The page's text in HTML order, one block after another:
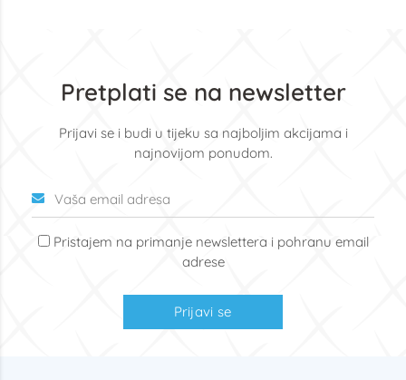
Pretplati se na newsletter
Prijavi se i budi u tijeku sa najboljim akcijama i
najnovijom ponudom.
Pristajem na primanje newslettera i pohranu email
adrese
Prijavi se